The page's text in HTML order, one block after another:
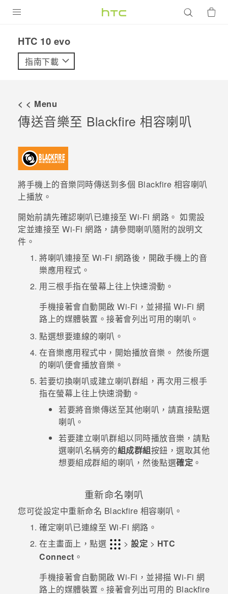
VIVE
配件
優惠專區
焦點訊息
校園專案
企業採購
銷售門市
銷售通路
VIVELAND
HTC 10 evo‎
指南下載
< < Menu
傳送音樂至 Blackfire 相容喇叭
將手機上的音樂同時傳送到多個 Blackfire 相容喇叭
上播放。
開始前請先確認喇叭已連接至 Wi-Fi 網路。 如需設
定並連接至 Wi-Fi 網路，請參閱喇叭隨附的說明文
件。
將喇叭連接至 Wi-Fi 網路後，開啟手機上的音
樂應用程式。
用三根手指在螢幕上往上快速滑動。
手機接著會自動開啟 Wi-Fi ，並掃描 Wi-Fi 網
路上的媒體裝置。接著會列出可用的喇叭。
點選想要連線的喇叭。
在音樂應用程式中，開始播放音樂。 然後所選
的喇叭便會播放音樂。
若要切換喇叭或建立喇叭群組，再次用三根手
指在螢幕上往上快速滑動。
若要將音樂傳送至其他喇叭，請直接點選
喇叭。
若要建立喇叭群組以同時播放音樂，請點
選喇叭名稱旁的組成群組按鈕，選取其他
想要組成群組的喇叭，然後點選確定 。
重新命名喇叭
您可從設定中重新命名 Blackfire 相容喇叭。
確定喇叭已連線至 Wi-Fi 網路。
在主畫面上，點選 > 設定 > HTC
Connect 。
手機接著會自動開啟 Wi-Fi ，並掃描 Wi-Fi 網
路上的媒體裝置。接著會列出可用的 Blackfire